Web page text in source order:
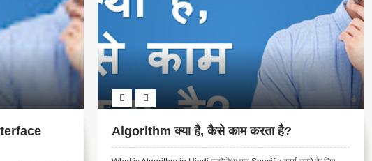
Algorithm क्या है, कैसे काम करता है?